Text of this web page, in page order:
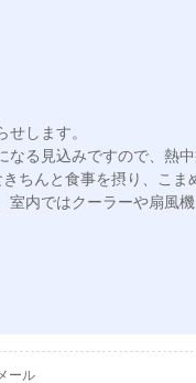
します。
る見込みですので、熱
ちんと食事を摂り、こ
ール